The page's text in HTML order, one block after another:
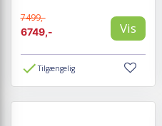
7499,-
6749,-
Vis
Tilgængelig